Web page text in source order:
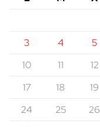
3
4 5
10
11 12
17
18 19
24
25 26